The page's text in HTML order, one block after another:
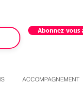
Abonnez-vous
ACCOMPAGNEMENT